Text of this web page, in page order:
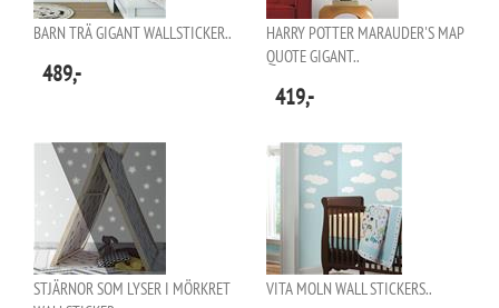
BARN TRÄ GIGANT WALLSTICKER..
489,-
HARRY POTTER MARAUDER'S MAP
QUOTE GIGANT..
419,-
STJÄRNOR SOM LYSER I MÖRKRET
VITA MOLN WALL STICKERS..